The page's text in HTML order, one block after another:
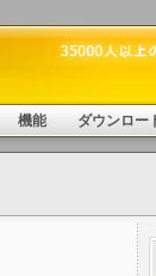
機能 ダウンロー